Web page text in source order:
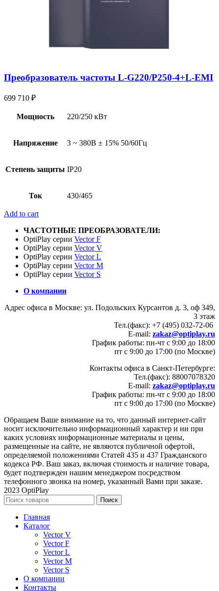
Преобразователь частоты L-G220/P250-4+L-EMI
699 710 ₽
Мощность 220/250 кВт
Напряжение 3 ~ 380В ± 15% 50/60Гц
Степень защиты IP20
Ток 430/465
Add to cart
ЧАСТОТНЫЕ ПРЕОБРАЗОВАТЕЛИ:
OptiPlay серии Vector F
OptiPlay серии Vector V
OptiPlay серии Vector L
OptiPlay серии Vector M
OptiPlay серии Vector S
О компании
Адрес офиса в Москве: ул. Подольских Курсантов д. 3, оф 349,
3 этаж
Тел.(факс): +7 (495) 032-72-06
E-mail: zakaz@optiplay.ru
График работы: пн-чт с 9:00 до 18:00
пт с 9:00 до 17:00 (по Москве)
Контакты офиса в Санкт-Петербурге:
Тел.(факс): 88007078320
E-mail: zakaz@optiplay.ru
График работы: пн-чт с 9:00 до 18:00
пт с 9:00 до 17:00 (по Москве)
Обращаем Ваше внимание на то, что данный интернет-сайт
носит исключительно информационный характер и ни при
каких условиях информационные материалы и цены,
размещенные на сайте, не являются публичной офертой,
определяемой положениями Статей 435 и 437 Гражданского
кодекса РФ. Ваш заказ, включая стоимость и наличие товара,
будет подтвержден нашим менеджером посредством
телефонного звонка на номер, указанный Вами при заказе.
2023 OptiPlay
Поиск
Главная
Каталог
Vector V
Vector F
Vector L
Vector M
Vector S
О компании
Контакты